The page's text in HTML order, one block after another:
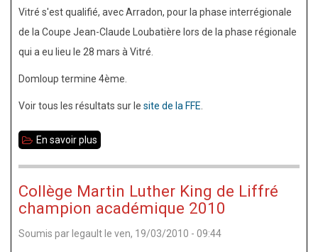
Vitré s'est qualifié, avec Arradon, pour la phase interrégionale
de la Coupe Jean-Claude Loubatière lors de la phase régionale
qui a eu lieu le 28 mars à Vitré.
Domloup termine 4ème.
Voir tous les résultats sur le site de la FFE
En savoir plus
Claude
2010
Collège Martin Luther King de Liffré
champion académique 2010
Soumis par legault le ven, 19/03/2010 - 09:44